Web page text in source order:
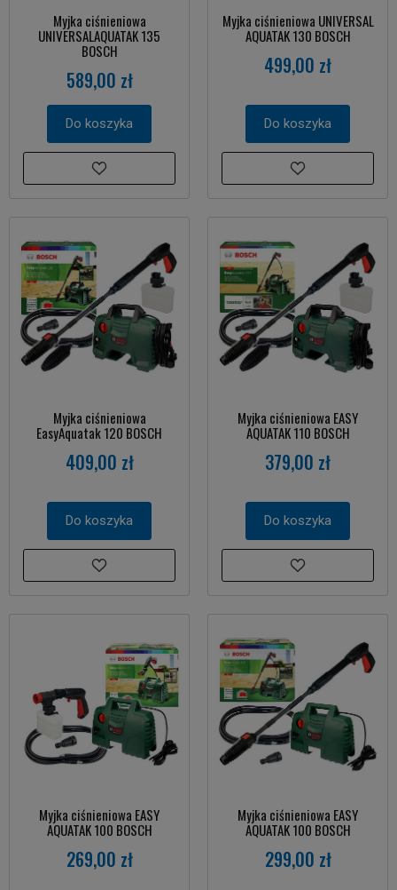
Myjka ciśnieniowa
UNIVERSALAQUATAK 135
BOSCH
589,00 zł
Do koszyka
Myjka ciśnieniowa UNIVERSAL
AQUATAK 130 BOSCH
499,00 zł
Do koszyka
Myjka ciśnieniowa
EasyAquatak 120 BOSCH
409,00 zł
Do koszyka
Myjka ciśnieniowa EASY
AQUATAK 110 BOSCH
379,00 zł
Do koszyka
Myjka ciśnieniowa EASY
AQUATAK 100 BOSCH
269,00 zł
Myjka ciśnieniowa EASY
AQUATAK 100 BOSCH
299,00 zł